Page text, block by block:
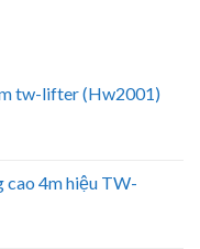
tw-lifter (Hw2001)
cao 4m hiệu TW-